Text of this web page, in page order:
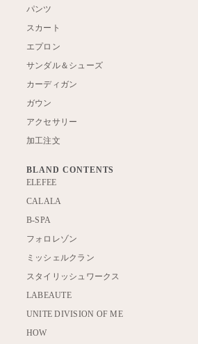
パンツ
スカート
エプロン
サンダル＆シューズ
カーディガン
ガウン
アクセサリー
加工注文
BLAND CONTENTS
ELEFEE
CALALA
B-SPA
フォロレゾン
ミッシェルクラン
スタイリッシュワークス
LABEAUTE
UNITE DIVISION OF ME
HOW